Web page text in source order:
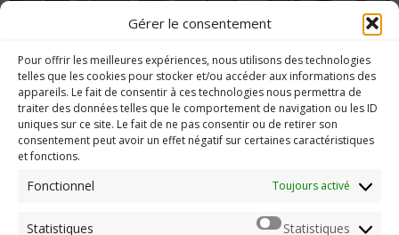
Gérer le consentement
Pour offrir les meilleures expériences, nous utilisons des technologies
telles que les cookies pour stocker et/ou accéder aux informations des
appareils. Le fait de consentir à ces technologies nous permettra de
traiter des données telles que le comportement de navigation ou les ID
uniques sur ce site. Le fait de ne pas consentir ou de retirer son
consentement peut avoir un effet négatif sur certaines caractéristiques
et fonctions.
Fonctionnel Toujours activé
Statistiques Statistiques
fait trop ?
Imerod.fr est un site traitant de l'univers du jeu vidéo. Toute
reproduction partielle ou complète sans autorisation préalable